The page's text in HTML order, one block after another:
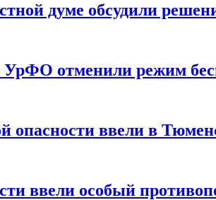
думе обсудили
УрФО отменили режим
опасности ввели в
ввели особый